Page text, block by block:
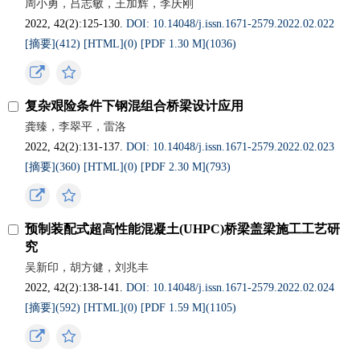
周小勇，吕志敏，王加辉，李庆刚
2022, 42(2):125-130.DOI: 10.14048/j.issn.1671-2579.2022.02.022
[摘要](412) [HTML](0) [PDF 1.30 M](1036)
复杂艰险条件下钢混组合桥梁设计应用
龚臻，李翠平，雷洛
2022, 42(2):131-137.DOI: 10.14048/j.issn.1671-2579.2022.02.023
[摘要](360) [HTML](0) [PDF 2.30 M](793)
预制装配式超高性能混凝土(UHPC)桥梁盖梁施工工艺研
究
吴新印，胡方健，刘兆丰
2022, 42(2):138-141.DOI: 10.14048/j.issn.1671-2579.2022.02.024
[摘要](592) [HTML](0) [PDF 1.59 M](1105)